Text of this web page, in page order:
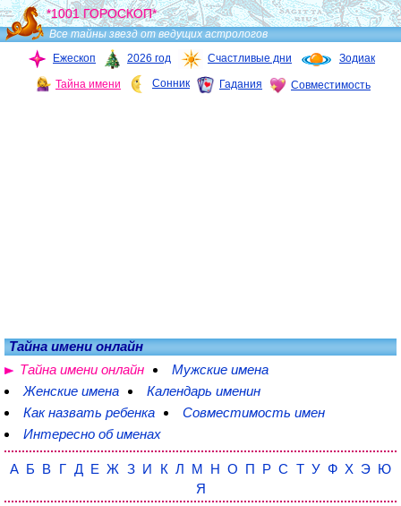
*1001 ГОРОСКОП*
Все тайны звезд от ведущих астрологов
Ежескоп
2026 год Счастливые дни Зодиак
Тайна имени Сонник Гадания Совместимость
Тайна имени онлайн
Тайна имени онлайн
Мужские имена
Женские имена
Календарь именин
Как назвать ребенка
Совместимость имен
Интересно об именах
А Б В Г Д Е Ж З И К Л М Н О П Р С Т У Ф Х Э Ю
Я